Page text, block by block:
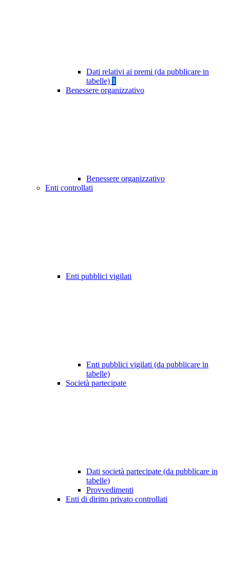
Dati relativi ai premi (da pubblicare in
tabelle) 1
Benessere organizzativo
Benessere organizzativo
Enti controllati
Enti pubblici vigilati
Enti pubblici vigilati (da pubblicare in
tabelle)
Società partecipate
Dati società partecipate (da pubblicare in
tabelle)
Provvedimenti
Enti di diritto privato controllati